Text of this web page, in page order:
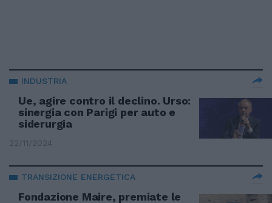
INDUSTRIA
Ue, agire contro il declino. Urso:
sinergia con Parigi per auto e
siderurgia
22/11/2024
TRANSIZIONE ENERGETICA
Fondazione Maire, premiate le